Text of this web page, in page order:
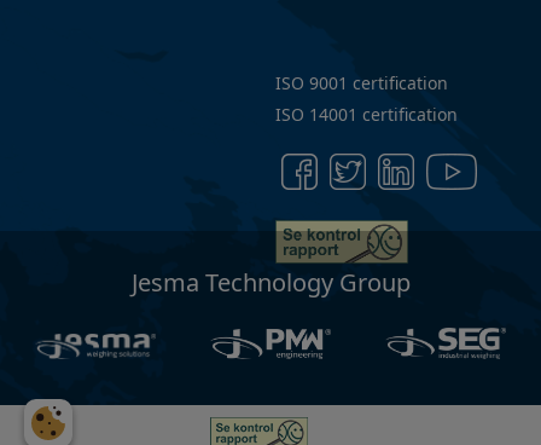
ISO 9001 certification
ISO 14001 certification
Jesma Technology Group